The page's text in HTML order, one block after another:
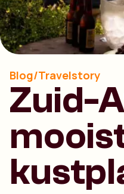
Blog/Travelstory
Zuid-